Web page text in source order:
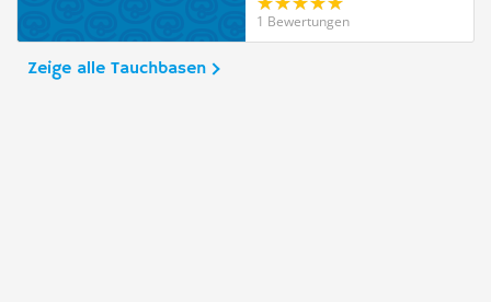
1 Bewertungen
Zeige alle Tauchbasen